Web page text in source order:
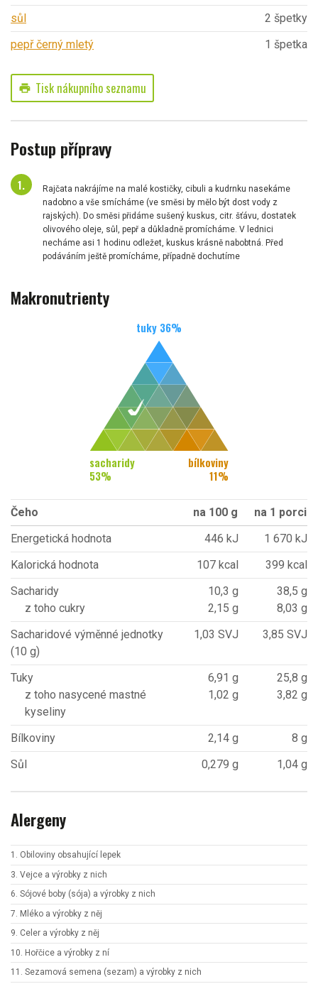
sůl
2 špetky
pepř černý mletý
1 špetka
print Tisk nákupního seznamu
Postup přípravy
Rajčata nakrájíme na malé kostičky, cibuli a kudrnku nasekáme
nadobno a vše smícháme (ve směsi by mělo být dost vody z
rajských). Do směsi přidáme sušený kuskus, citr. šťávu, dostatek
olivového oleje, sůl, pepř a důkladně promícháme. V lednici
necháme asi 1 hodinu odležet, kuskus krásně nabobtná. Před
podáváním ještě promícháme, případně dochutíme
Makronutrienty
tuky 36%
sacharidy
53%
bílkoviny
11%
Čeho na 100 g
na 1 porci
Energetická hodnota
446 kJ
1 670 kJ
Kalorická hodnota
107 kcal
399 kcal
Sacharidy
z toho cukry
10,3 g
2,15 g
38,5 g
8,03 g
Sacharidové výměnné jednotky
(10 g)
1,03 SVJ 3,85 SVJ
Tuky
z toho nasycené mastné
kyseliny
6,91 g
1,02 g
25,8 g
3,82 g
Bílkoviny 2,14 g
8 g
Sůl
0,279 g 1,04 g
Alergeny
1. Obiloviny obsahující lepek
3. Vejce a výrobky z nich
6. Sójové boby (sója) a výrobky z nich
7. Mléko a výrobky z něj
9. Celer a výrobky z něj
10. Hořčice a výrobky z ní
11. Sezamová semena (sezam) a výrobky z nich